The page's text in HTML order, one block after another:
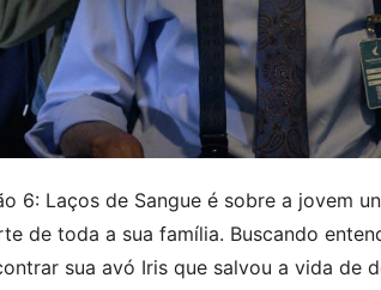
6: Laços de Sangue é sobre a jovem
de toda a sua família. Buscando
sua avó Iris que salvou a vida de